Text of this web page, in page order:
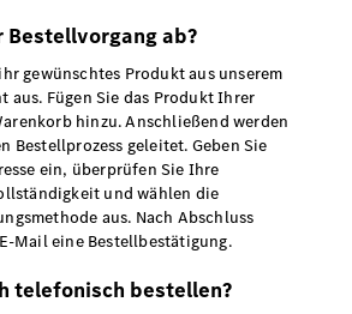
ab?
gewünschtes Produkt aus unserem
aus. Fügen Sie das Produkt Ihrer
hinzu. Anschließend werden
Bestellprozess geleitet. Geben Sie
ein, überprüfen Sie Ihre
und wählen die
aus. Nach Abschluss
Mail eine Bestellbestätigung.
telefonisch bestellen?